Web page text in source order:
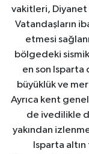
vakitleri, Diyanet
Vatandaşların
etmesi
bölgedeki
en son Isparta
büyüklük ve
Ayrıca kent
de ivedilikle
yakından
Isparta